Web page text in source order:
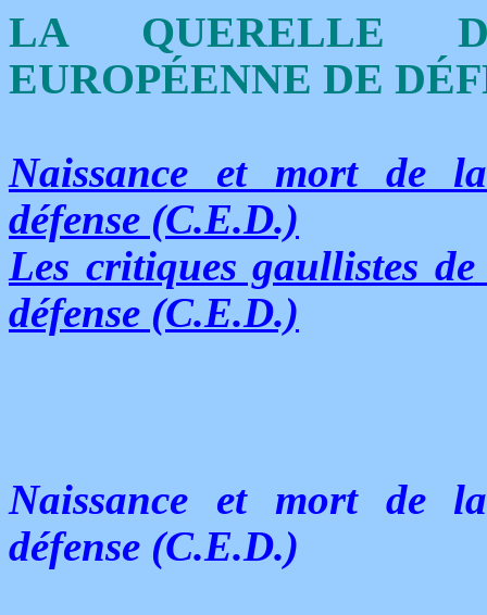
LA QUERELLE
EUROPÉENNE DE
Naissance et mort de
défense (C.E.D.)
Les critiques gaullistes
défense (C.E.D.)
Naissance et mort de
défense (C.E.D.)